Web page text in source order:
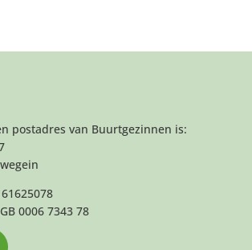
postadres van Buurtgezinnen is:
0006 7343 78